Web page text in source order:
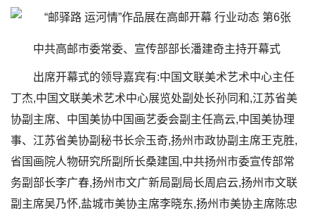
中共高邮市委常委、宣传部部长潘建奇主持开幕式
出席开幕式的领导嘉宾有:中国文联美术艺术中心主任
丁杰,中国文联美术艺术中心展览处副处长孙同和,江苏省美
协副主席、中国美协中国画艺委会副主任高云,中国美协理
事、江苏省美协副秘书长佘玉奇,扬州市政协副主席王克胜,
省国画院人物研究所副所长桑建国,中共扬州市委宣传部常
务副部长李广春,扬州市文广新局副局长周启云,扬州市文联
副主席吴乃怀,盐城市美协主席李晓东,扬州市美协主席陈忠